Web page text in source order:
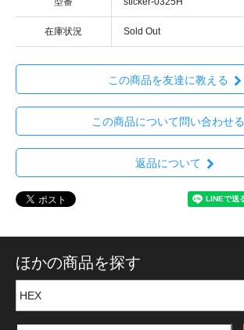
在庫状況 Sold Out
この商品を友達に教える
この商品について問い合わせる
返品について
ほかの商品を探す